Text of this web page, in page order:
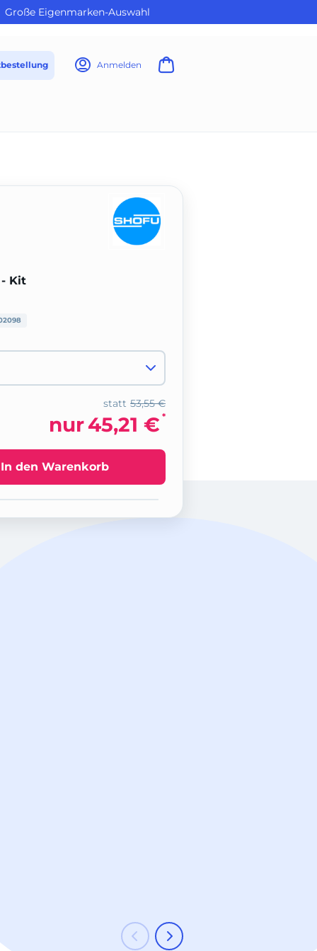
Große Eigenmarken-Auswahl
Anmelden
Kit
53,55 €
statt
nur45,21 € *
In den Warenkorb